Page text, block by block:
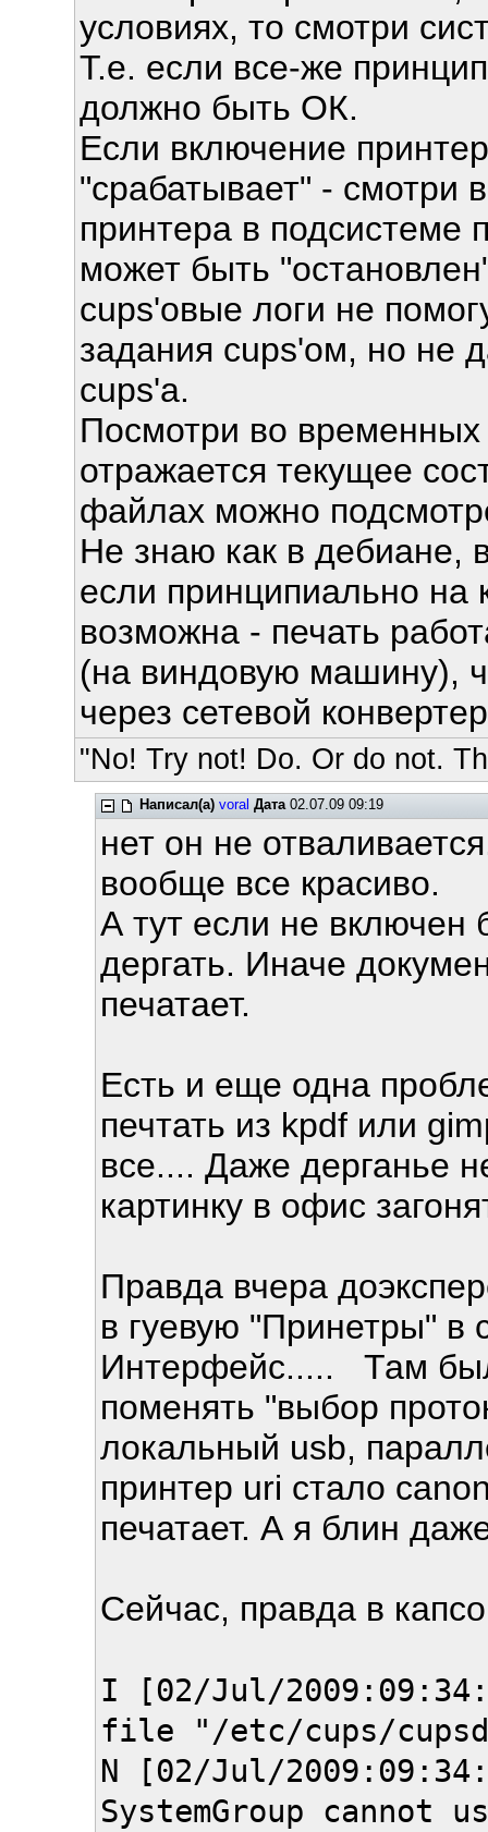
условиях, то смотри
Т.е. если все-же
должно быть ОК.
Если включение
"срабатывает" - смотри
принтера в подсистеме
может быть
cups'овые логи не
задания cups'ом, но не
cups'а.
Посмотри во
отражается текущее
файлах можно
Не знаю как в дебиане,
если принципиально на
возможна - печать
(на виндовую машину),
через сетевой
"No! Try not! Do. Or do not.
Написал(а) voral Дата02.07.09 09:19
нет он не
вообще все красиво.
А тут если не включен
дергать. Иначе
печатает.
Есть и еще одна
печтать из kpdf или
все.... Даже дерганье
картинку в офис
Правда вчера
в гуевую "Принетры" в
Интерфейс..... Там
поменять "выбор
локальный usb,
принтер uri стало
печатает. А я блин
Сейчас, правда в
I [02/Jul/
file "/etc/cups/
N [02/Jul/
SystemGroup cannot